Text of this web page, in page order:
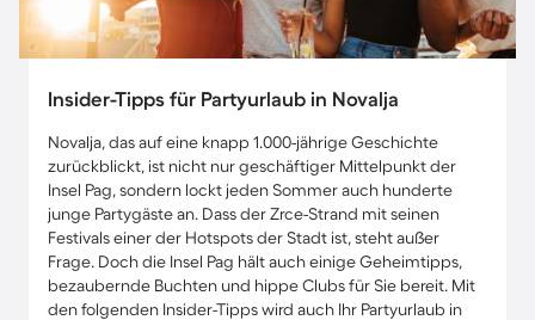
Insider-Tipps für Partyurlaub in Novalja
Novalja, das auf eine knapp 1.000-jährige Geschichte
zurückblickt, ist nicht nur geschäftiger Mittelpunkt der
Insel Pag, sondern lockt jeden Sommer auch hunderte
junge Partygäste an. Dass der Zrce-Strand mit seinen
Festivals einer der Hotspots der Stadt ist, steht außer
Frage. Doch die Insel Pag hält auch einige Geheimtipps,
bezaubernde Buchten und hippe Clubs für Sie bereit. Mit
den folgenden Insider-Tipps wird auch Ihr Partyurlaub in